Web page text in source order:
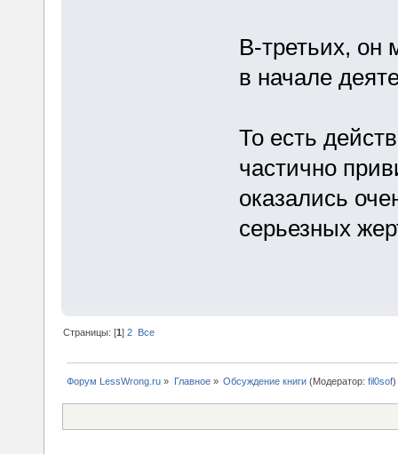
В-третьих, он
в начале
То есть
частично
оказались
серьезных
Страницы: [1]2 Все
Форум LessWrong.ru » Главное» Обсуждение книги(Модератор: fil0sof)